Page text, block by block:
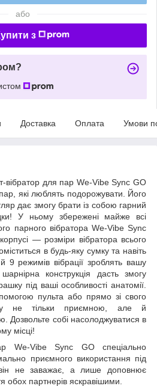
або
з
Доставка Оплата Умови
вібратор для пар We-Vibe Sync GO
які люблять подорожувати. Його
дає змогу брати із собою гарний
У ньому збережені майже всі
парного вібратора We-Vibe Sync
— розміри вібратора всього
в будь-яку сумку та навіть
9 режимів вібрації зроблять вашу
конструкція дасть змогу
під ваші особливості анатомії.
пульта або прямо зі свого
не тільки приємною, але й
Дозвольте собі насолоджуватися в
місці!
We-Vibe Sync GO спеціально
приємного використання під
не заважає, а лише доповнює
обох партнерів яскравішими.